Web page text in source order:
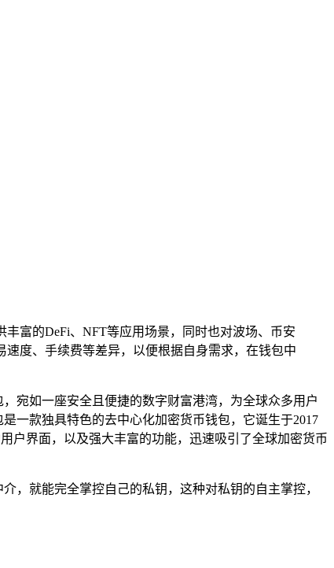
富的DeFi、NFT等应用场景，同时也对波场、币安
度、手续费等差异，以便根据自身需求，在钱包中
宛如一座安全且便捷的数字财富港湾，为全球众多用户
一款独具特色的去中心化加密货币钱包，它诞生于2017
界面，以及强大丰富的功能，迅速吸引了全球加密货币
，就能完全掌控自己的私钥，这种对私钥的自主掌控，